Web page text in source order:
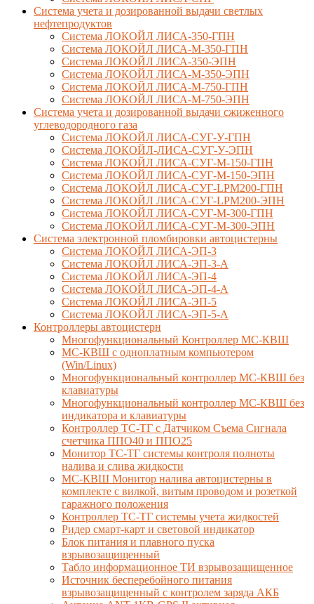
Система учета и дозированной выдачи светлых
нефтепродуктов
Система ЛОКОЙЛ ЛИСА-350-ГПН
Система ЛОКОЙЛ ЛИСА-М-350-ГПН
Система ЛОКОЙЛ ЛИСА-350-ЭПН
Система ЛОКОЙЛ ЛИСА-М-350-ЭПН
Система ЛОКОЙЛ ЛИСА-М-750-ГПН
Система ЛОКОЙЛ ЛИСА-М-750-ЭПН
Система учета и дозированной выдачи сжиженного
углеводородного газа
Система ЛОКОЙЛ ЛИСА-СУГ-У-ГПН
Система ЛОКОЙЛ-ЛИСА-СУГ-У-ЭПН
Система ЛОКОЙЛ ЛИСА-СУГ-М-150-ГПН
Система ЛОКОЙЛ ЛИСА-СУГ-М-150-ЭПН
Система ЛОКОЙЛ ЛИСА-СУГ-LPM200-ГПН
Система ЛОКОЙЛ ЛИСА-СУГ-LPM200-ЭПН
Система ЛОКОЙЛ ЛИСА-СУГ-М-300-ГПН
Система ЛОКОЙЛ ЛИСА-СУГ-М-300-ЭПН
Система электронной пломбировки автоцистерны
Система ЛОКОЙЛ ЛИСА-ЭП-3
Система ЛОКОЙЛ ЛИСА-ЭП-3-А
Система ЛОКОЙЛ ЛИСА-ЭП-4
Система ЛОКОЙЛ ЛИСА-ЭП-4-А
Система ЛОКОЙЛ ЛИСА-ЭП-5
Система ЛОКОЙЛ ЛИСА-ЭП-5-А
Контроллеры автоцистерн
Многофункциональный Контроллер МС-КВШ
МС-КВШ с одноплатным компьютером
(Win/Linux)
Многофункциональный контроллер МС-КВШ без
клавиатуры
Многофункциональный контроллер МС-КВШ без
индикатора и клавиатуры
Контроллер ТС-ТГ с Датчиком Съема Сигнала
счетчика ППО40 и ППО25
Монитор ТС-ТГ системы контроля полноты
налива и слива жидкости
МС-КВШ Монитор налива автоцистерны в
комплекте с вилкой, витым проводом и розеткой
гаражного положения
Контроллер ТС-ТГ системы учета жидкостей
Ридер смарт-карт и световой индикатор
Блок питания и плавного пуска
взрывозащищенный
Табло информационное ТИ взрывозащищенное
Источник бесперебойного питания
взрывозащищенный с контролем заряда АКБ